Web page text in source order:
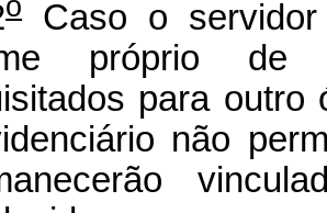
Caso o servidor
próprio de
para outro
não